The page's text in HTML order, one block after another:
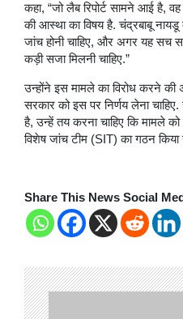
कहा, “जो लैब रिपोर्ट सामने आई है,
की आस्था का विषय है. चंद्रबाबू नायडू
जांच होनी चाहिए, और अगर यह सच
कड़ी सजा मिलनी चाहिए.”
उन्होंने इस मामले का विरोध करने की
सरकार को इस पर निर्णय लेना
है, उन्हें तय करना चाहिए कि मामले
विशेष जांच टीम (SIT) का गठन किया
Share This News Social